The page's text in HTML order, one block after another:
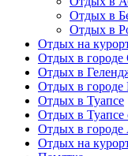
Отдых в
Отдых в
Отдых на
Отдых в городе
Отдых в
Отдых в городе
Отдых в Туапсе
Отдых в Туапсе
Отдых в городе
Отдых на